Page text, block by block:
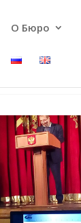
О Бюро